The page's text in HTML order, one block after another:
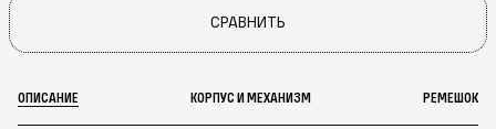
СРАВНИТЬ
ОПИСАНИЕ КОРПУС И МЕХАНИЗМ РЕМЕШОК